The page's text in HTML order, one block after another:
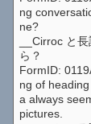
ng
ne?
__Cirroc と
ら？
FormID:
ng of
a always
pictures.